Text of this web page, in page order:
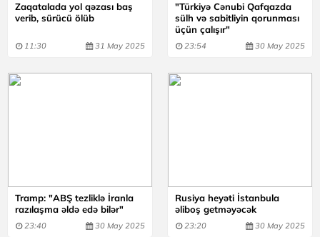
Zaqatalada yol qəzası baş
verib, sürücü ölüb
11:30 31 May 2025
"Türkiyə Cənubi Qafqazda
sülh və sabitliyin qorunması
üçün çalışır"
23:54 30 May 2025
Tramp: "ABŞ tezliklə İranla
razılaşma əldə edə bilər"
23:40 30 May 2025
Rusiya heyəti İstanbula
əliboş getməyəcək
23:20 30 May 2025